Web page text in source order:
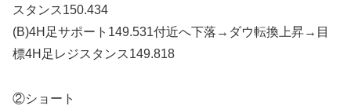
スタンス150.434
(B)4H足サポート149.531付近へ下落→ダウ転換上昇→目
標4H足レジスタンス149.818
②ショート